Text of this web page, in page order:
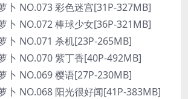
卜 NO.073 彩色迷宫[31P-327MB]
卜 NO.072 棒球少女[36P-321MB]
卜 NO.071 杀机[23P-265MB]
卜 NO.070 紫丁香[40P-492MB]
卜 NO.069 樱语[27P-230MB]
卜 NO.068 阳光很好闻[41P-383MB]